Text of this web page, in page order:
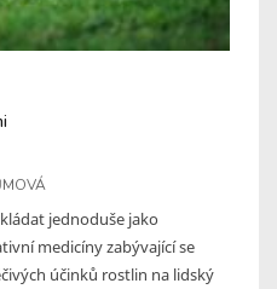
jednoduše jako
medicíny zabývající se
účinků rostlin na lidský